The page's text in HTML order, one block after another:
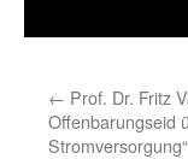
← Prof. Dr. Fritz
Offenbarungseid
Stromversorgung“